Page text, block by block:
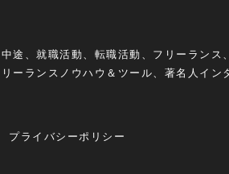
途、就職活動、転職活動、フリーラン
ランスノウハウ＆ツール、著名人イン
プライバシーポリシー